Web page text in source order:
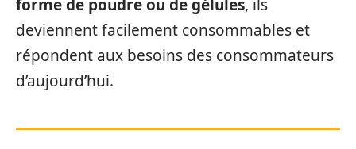
forme de poudre ou de gélules, ils
deviennent facilement consommables et
répondent aux besoins des consommateurs
d’aujourd’hui.